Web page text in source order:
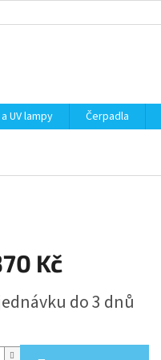
UV lampy Čerpadla
Kč
do 3 dnů